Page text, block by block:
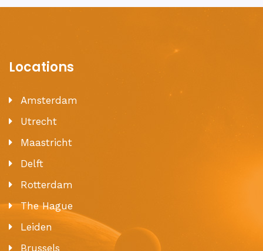
Locations
Amsterdam
Utrecht
Maastricht
Delft
Rotterdam
The Hague
Leiden
Brussels